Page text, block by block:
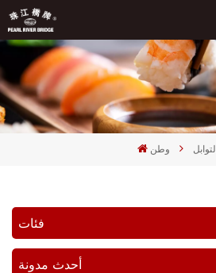
English
français
وطن التوابل
فئات
أحدث مدونة